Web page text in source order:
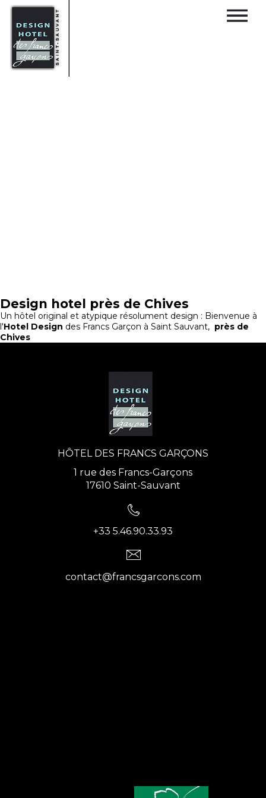
Design hotel près de Chives
Un hôtel original et atypique résolument design : Bienvenue à
l'Hotel Design des Francs Garçon à Saint Sauvant, près de
Chives
HÔTEL DES FRANCS GARÇONS
1 rue des Francs-Garçons
17610 Saint-Sauvant
+33 5.46.90.33.93
contact@francsgarcons.com